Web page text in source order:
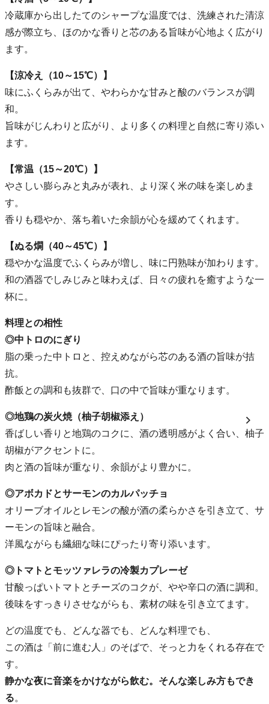
冷蔵庫から出したてのシャープな温度では、洗練された清涼
感が際立ち、ほのかな香りと芯のある旨味が心地よく広がり
ます。
【涼冷え（10～15℃）】
味にふくらみが出て、やわらかな甘みと酸のバランスが調
和。
旨味がじんわりと広がり、より多くの料理と自然に寄り添い
ます。
【常温（15～20℃）】
やさしい膨らみと丸みが表れ、より深く米の味を楽しめま
す。
香りも穏やか、落ち着いた余韻が心を緩めてくれます。
【ぬる燗（40～45℃）】
穏やかな温度でふくらみが増し、味に円熟味が加わります。
和の酒器でしみじみと味わえば、日々の疲れを癒すような一
杯に。
料理との相性
◎中トロのにぎり
脂の乗った中トロと、控えめながら芯のある酒の旨味が拮
抗。
酢飯との調和も抜群で、口の中で旨味が重なります。
◎地鶏の炭火焼（柚子胡椒添え）
香ばしい香りと地鶏のコクに、酒の透明感がよく合い、柚子
胡椒がアクセントに。
肉と酒の旨味が重なり、余韻がより豊かに。
◎アボカドとサーモンのカルパッチョ
オリーブオイルとレモンの酸が酒の柔らかさを引き立て、サ
ーモンの旨味と融合。
洋風ながらも繊細な味にぴったり寄り添います。
◎トマトとモッツァレラの冷製カプレーゼ
甘酸っぱいトマトとチーズのコクが、やや辛口の酒に調和。
後味をすっきりさせながらも、素材の味を引き立てます。
どの温度でも、どんな器でも、どんな料理でも、
この酒は「前に進む人」のそばで、そっと力をくれる存在で
す。
静かな夜に音楽をかけながら飲む。そんな楽しみ方もでき
る。